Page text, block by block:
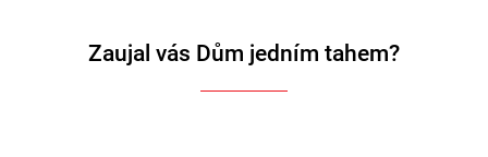
Zaujal vás Dům jedním tahem?